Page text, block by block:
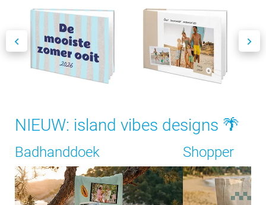
NIEUW: island vibes designs 🌴
Badhanddoek Shopper